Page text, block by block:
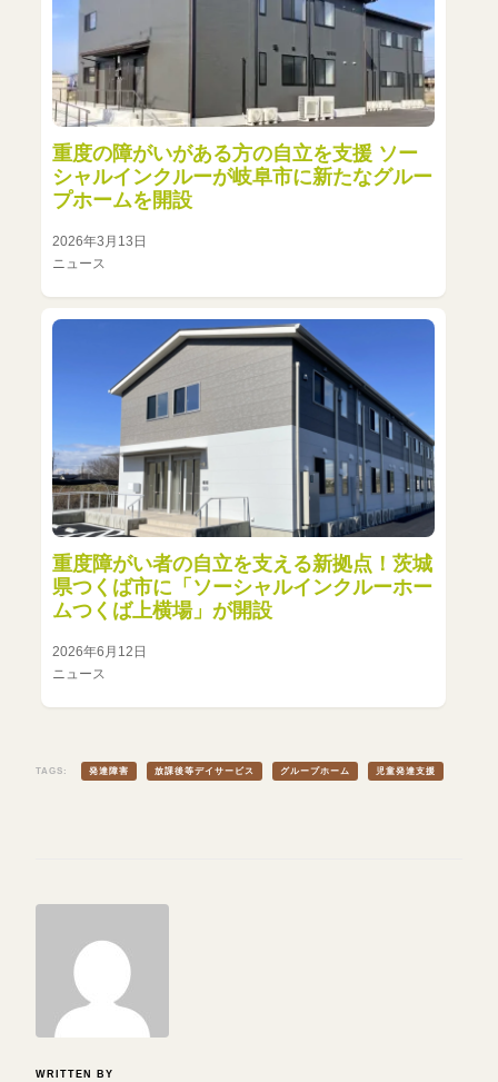
重度の障がいがある方の自立を支援 ソー
シャルインクルーが岐阜市に新たなグルー
プホームを開設
2026年3月13日
ニュース
重度障がい者の自立を支える新拠点！茨城
県つくば市に「ソーシャルインクルーホー
ムつくば上横場」が開設
2026年6月12日
ニュース
TAGS: 発達障害 放課後等デイサービス グループホーム 児童発達支援
WRITTEN BY